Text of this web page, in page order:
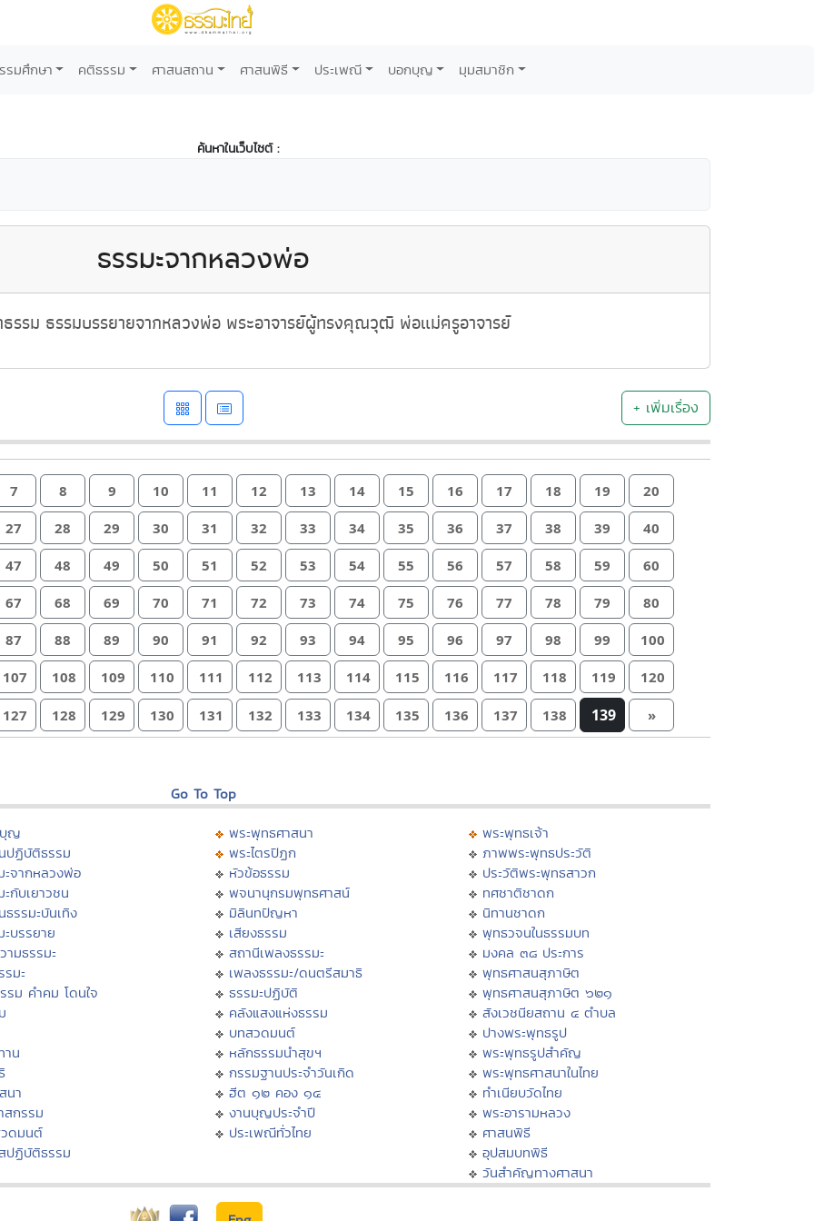
รมศึกษา คติธรรม ศาสนสถาน ศาสนพิธี ประเพณี บอกบุญ มุมสมาชิก
ค้นหาในเว็บไซต์ :
ธรรมะจากหลวงพ่อ
รรม ธรรมบรรยายจากหลวงพ่อ พระอาจารย์ผู้ทรงคุณวุฒิ พ่อแม่ครูอาจารย์
+ เพิ่มเรื่อง
7 8 9 10 11 12 13 14 15 16 17 18 19 20
27 28 29 30 31 32 33 34 35 36 37 38 39 40
47 48 49 50 51 52 53 54 55 56 57 58 59 60
67 68 69 70 71 72 73 74 75 76 77 78 79 80
87 88 89 90 91 92 93 94 95 96 97 98 99 100
107 108 109 110 111 112 113 114 115 116 117 118 119 120
127 128 129 130 131 132 133 134 135 136 137 138 139 »
Go To Top
ญ
ปฏิบัติธรรม
ะจากหลวงพ่อ
ะกับเยาวชน
ธรรมะบันเทิง
ะบรรยาย
ามธรรมะ
รมะ
รม คำคม โดนใจ
น
นา
สกรรม
ดมนต์
ปฏิบัติธรรม
พระพุทธศาสนา
พระไตรปิฏก
หัวข้อธรรม
พจนานุกรมพุทธศาสน์
มิลินทปัญหา
เสียงธรรม
สถานีเพลงธรรมะ
เพลงธรรมะ/ดนตรีสมาธิ
ธรรมะปฏิบัติ
คลังแสงแห่งธรรม
บทสวดมนต์
หลักธรรมนำสุขฯ
กรรมฐานประจำวันเกิด
ฮีต ๑๒ คอง ๑๔
งานบุญประจำปี
ประเพณีทั่วไทย
พระพุทธเจ้า
ภาพพระพุทธประวัติ
ประวัติพระพุทธสาวก
ทศชาติชาดก
นิทานชาดก
พุทธวจนในธรรมบท
มงคล ๓๘ ประการ
พุทธศาสนสุภาษิต
พุทธศาสนสุภาษิต ๖๒๑
สังเวชนียสถาน ๔ ตำบล
ปางพระพุทธรูป
พระพุทธรูปสำคัญ
พระพุทธศาสนาในไทย
ทำเนียบวัดไทย
พระอารามหลวง
ศาสนพิธี
อุปสมบทพิธี
วันสำคัญทางศาสนา